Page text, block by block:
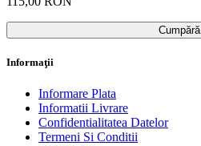
Cumpără
Informaţii
Informare Plata
Informatii Livrare
Confidentialitatea Datelor
Termeni Si Conditii